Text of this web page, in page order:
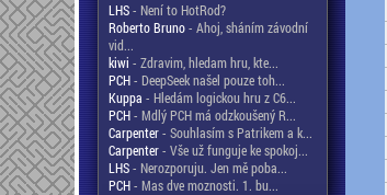
LHS- Není to HotRod?
Roberto Bruno- Ahoj, sháním závodní
vid...
kiwi - Zdravim, hledam hru, kte...
PCH- DeepSeek našel pouze toh...
Kuppa - Hledám logickou hru z C6...
PCH- Mdlý PCH má odzkoušený R...
Carpenter- Souhlasím s Patrikem a k...
Carpenter- Vše už funguje ke spokoj...
LHS- Nerozporuju. Jen mě poba...
PCH- Mas dve moznosti. 1. bu...